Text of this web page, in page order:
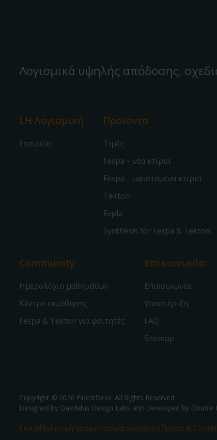
Λογισμικά υψηλής απόδοσης,
LH Λογισμική
Εταιρεία
Προϊόντα
Τιμές
Fespa – νέα κτίρια
Fespa – υφιστάμενα κτίρια
Tekton
Fepla
Synthesis for Fespa & Tekton
Community
Ημερολόγιο μαθημάτων
Κέντρα εκμάθησης
Fespa & Tekton για φοιτητές
Επικοινωνία
Επικοινωνία
Υποστήριξη
FAQ
Sitemap
Copyright © 2026 FinestDevs. All Rights Reserved
Designed by Daedalus Design Labs and Developed by Double
LegalΠολιτική απορρήτουAccessibilityTerms &